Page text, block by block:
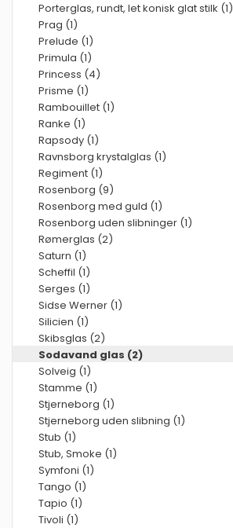
Porterglas, rundt, let konisk glat stilk (1)
Prag (1)
Prelude (1)
Primula (1)
Princess (4)
Prisme (1)
Rambouillet (1)
Ranke (1)
Rapsody (1)
Ravnsborg krystalglas (1)
Regiment (1)
Rosenborg (9)
Rosenborg med guld (1)
Rosenborg uden slibninger (1)
Rømerglas (2)
Saturn (1)
Scheffil (1)
Serges (1)
Sidse Werner (1)
Silicien (1)
Skibsglas (2)
Sodavand glas (2)
Solveig (1)
Stamme (1)
Stjerneborg (1)
Stjerneborg uden slibning (1)
Stub (1)
Stub, Smoke (1)
Symfoni (1)
Tango (1)
Tapio (1)
Tivoli (1)